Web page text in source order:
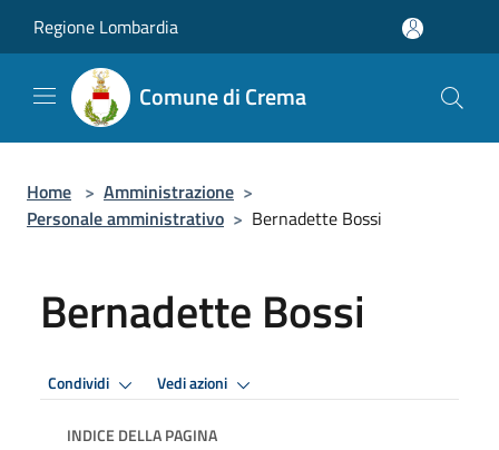
Regione Lombardia
Comune di Crema
Home > Amministrazione >
Personale amministrativo > Bernadette Bossi
Bernadette Bossi
Condividi Vedi azioni
INDICE DELLA PAGINA